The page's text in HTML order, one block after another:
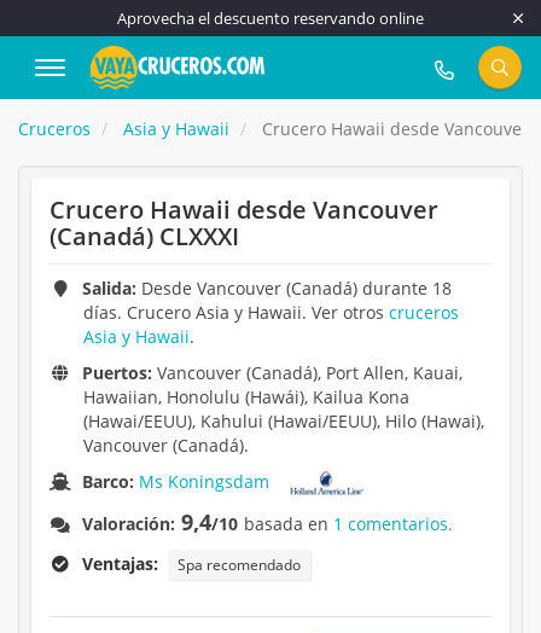
Aprovecha el descuento reservando online
917 815 555
Cruceros Asia y Hawaii Crucero Hawaii desde Vancouver
Crucero Hawaii desde Vancouver
(Canadá) CLXXXI
Salida: Desde Vancouver (Canadá) durante 18
días. Crucero Asia y Hawaii. Ver otros cruceros
Asia y Hawaii.
Puertos: Vancouver (Canadá), Port Allen, Kauai,
Hawaiian, Honolulu (Hawái), Kailua Kona
(Hawai/EEUU), Kahului (Hawai/EEUU), Hilo (Hawai),
Vancouver (Canadá).
Barco: Ms Koningsdam
Valoración: 9,4/10 basada en 1 comentarios.
Ventajas:
Spa recomendado